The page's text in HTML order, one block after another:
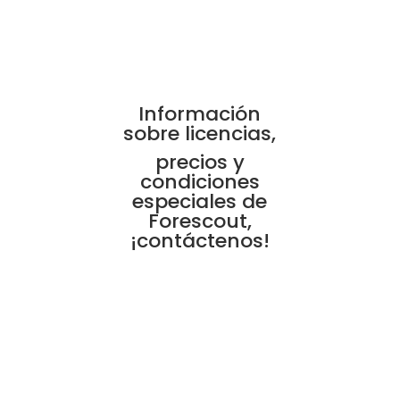
Información
sobre licencias,
precios y
condiciones
especiales de
Forescout,
¡contáctenos!